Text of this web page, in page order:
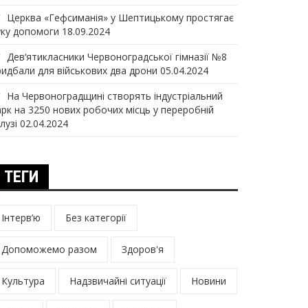
Церква «Гефсиманія» у Шептицькому простягає
допомоги 18.09.2024
Дев‘ятикласники Червоноградської гімназії №8
для військових два дрони 05.04.2024
На Червоноградщині створять індустріальний
на 3250 нових робочих місць у переробній
02.04.2024
ТЕГИ
Інтерв’ю Без категорії
Допоможемо разом Здоров'я
Культура Надзвичайні ситуації Новини